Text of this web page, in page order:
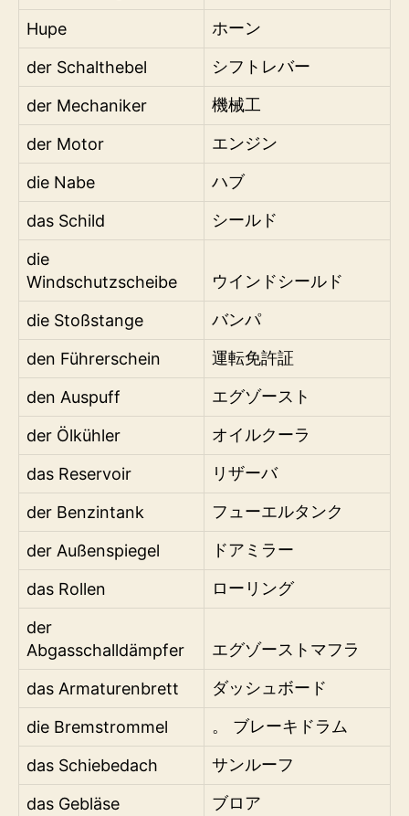
Hupe ホーン
der Schalthebel シフトレバー
der Mechaniker 機械工
der Motor エンジン
die Nabe ハブ
das Schild シールド
die
Windschutzscheibe
ウインドシールド
die Stoßstange バンパ
den Führerschein 運転免許証
den Auspuff エグゾースト
der Ölkühler オイルクーラ
das Reservoir リザーバ
der Benzintank フューエルタンク
der Außenspiegel ドアミラー
das Rollen ローリング
der
Abgasschalldämpfer
エグゾーストマフラ
das Armaturenbrett ダッシュボード
die Bremstrommel 。 ブレーキドラム
das Schiebedach サンルーフ
das Gebläse ブロア